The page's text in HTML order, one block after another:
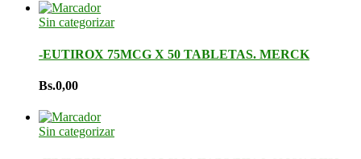
Sin categorizar
-EUTIROX 75MCG X 50 TABLETAS. MERCK
Bs.0,00
Sin categorizar